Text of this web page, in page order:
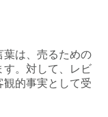
葉は、売るための
す。対して、レビ
観的事実として受